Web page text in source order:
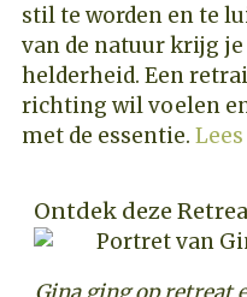
stil te worden en te
van de natuur krijg
helderheid. Een
richting wil voelen
met de essentie.
Ontdek deze
Gina ging op retreat